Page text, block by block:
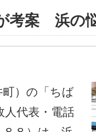
考案 浜の
）の「ちば
人代表・電話